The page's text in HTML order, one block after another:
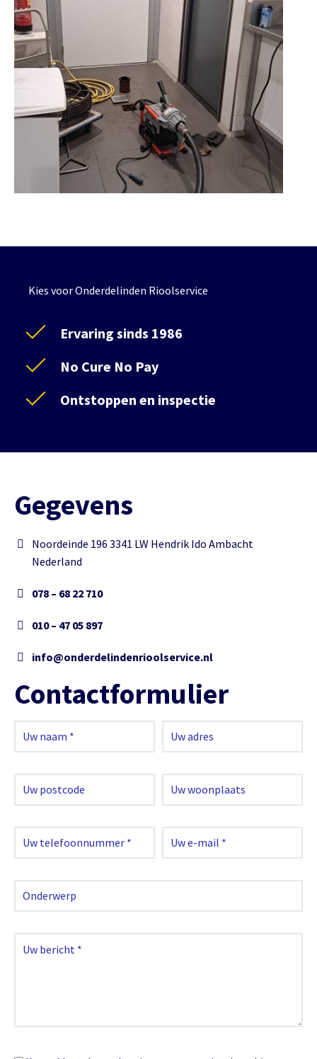
Kies voor Onderdelinden Rioolservice
Ervaring sinds 1986
No Cure No Pay
Ontstoppen en inspectie
Gegevens
Noordeinde 196 3341 LW Hendrik Ido Ambacht
Nederland
078 – 68 22 710
010 – 47 05 897
info@onderdelindenrioolservice.nl
Contactformulier